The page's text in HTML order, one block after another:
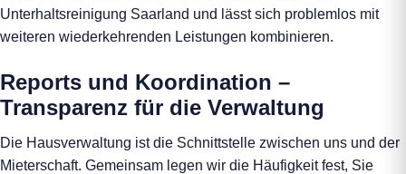
Unterhaltsreinigung Saarland und lässt sich problemlos mit
weiteren wiederkehrenden Leistungen kombinieren.
Reports und Koordination –
Transparenz für die Verwaltung
Die Hausverwaltung ist die Schnittstelle zwischen uns und der
Mieterschaft. Gemeinsam legen wir die Häufigkeit fest, Sie